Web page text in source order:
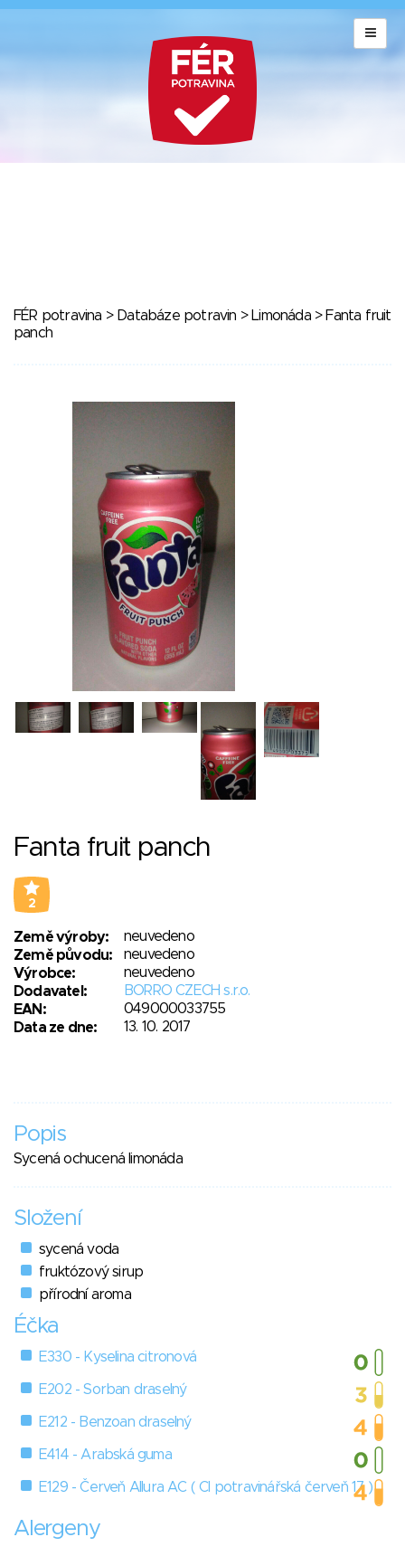
FÉR potravina > Databáze potravin > Limonáda> Fanta fruit
panch
Fanta fruit panch
2
Země výroby:
neuvedeno
Země původu:
neuvedeno
Výrobce:
neuvedeno
Dodavatel:
BORRO CZECH s.r.o.
EAN:
049000033755
Data ze dne:
13. 10. 2017
Popis
Sycená ochucená limonáda
Složení
sycená voda
fruktózový sirup
přírodní aroma
Éčka
E330 - Kyselina citronová
E202 - Sorban draselný
E212 - Benzoan draselný
E414 - Arabská guma
E129 - Červeň Allura AC ( Cl potravinářská červeň 17 )
Alergeny